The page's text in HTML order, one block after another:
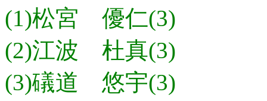
(1)松宮 優仁(3)
(2)江波 杜真(3)
(3)礒道 悠宇(3)